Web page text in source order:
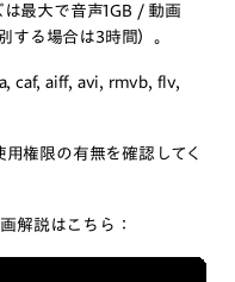
最大で音声1GB / 動画
する場合は3時間）。
caf, aiff, avi, rmvb, flv,
権限の有無を確認してく
解説はこちら：